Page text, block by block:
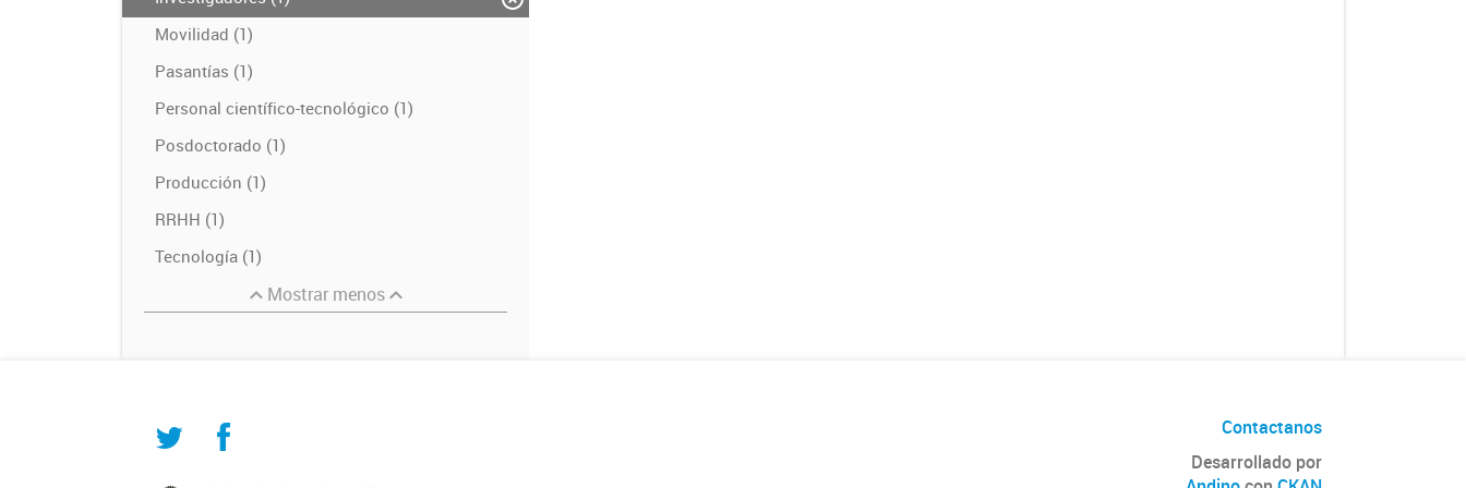
Movilidad (1)
Pasantías (1)
Personal científico-tecnológico (1)
Posdoctorado (1)
Producción (1)
RRHH (1)
Tecnología (1)
Mostrar menos
Contactanos
Desarrollado por